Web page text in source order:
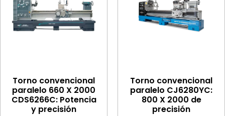
Torno convencional
paralelo 660 X 2000
CDS6266C: Potencia
y precisión
Torno convencional
paralelo CJ6280YC:
800 X 2000 de
precisión